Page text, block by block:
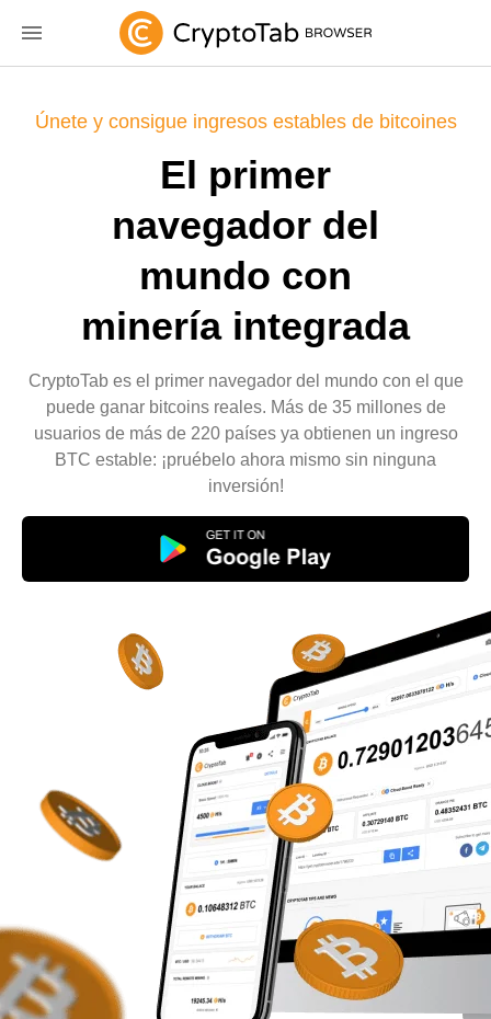
Únete y consigue ingresos estables de bitcoines
El primer
navegador del
mundo con
minería integrada
CryptoTab es el primer navegador del mundo con el que
puede ganar bitcoins reales. Más de 35 millones de
usuarios de más de 220 países ya obtienen un ingreso
BTC estable: ¡pruébelo ahora mismo sin ninguna
inversión!